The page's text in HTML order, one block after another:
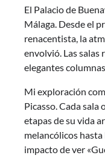
El Palacio de
Málaga. Desde el
renacentista, la
envolvió. Las salas
elegantes
Mi exploración
Picasso. Cada
etapas de su vida
melancólicos
impacto de ver